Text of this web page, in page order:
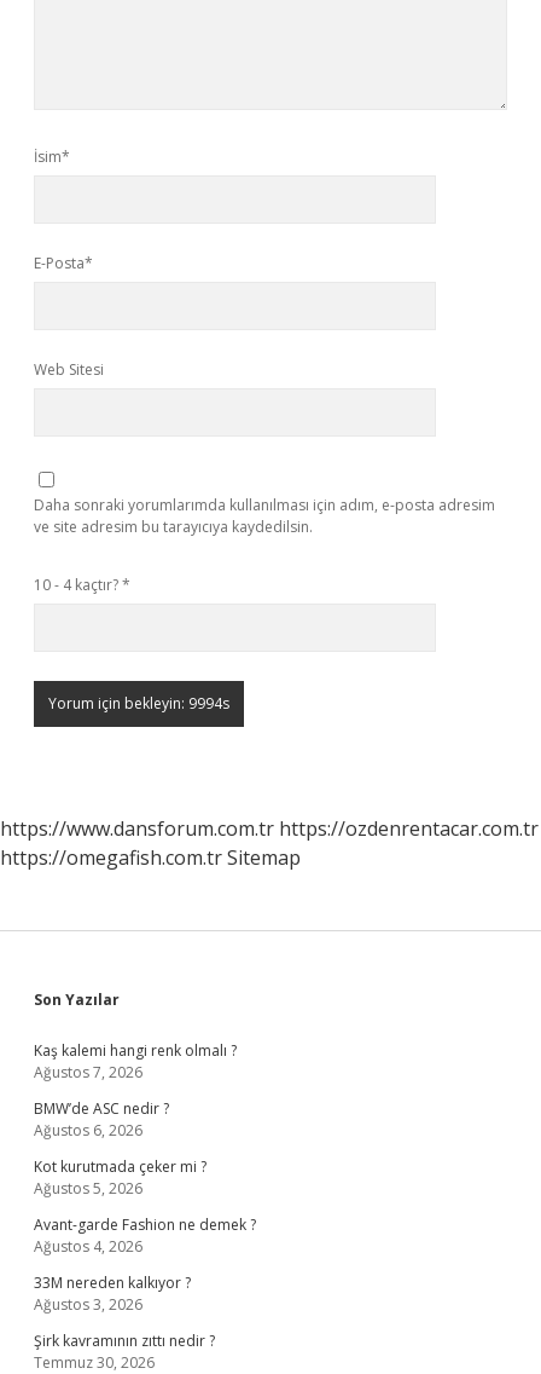
İsim*
E-Posta*
Web Sitesi
Daha sonraki yorumlarımda kullanılması için adım, e-posta adresim
ve site adresim bu tarayıcıya kaydedilsin.
10 - 4 kaçtır?*
https://www.dansforum.com.tr https://ozdenrentacar.com.tr
https://omegafish.com.trSitemap
Sidebar
Son Yazılar
Kaş kalemi hangi renk olmalı ?
Ağustos 7, 2026
BMW’de ASC nedir ?
Ağustos 6, 2026
Kot kurutmada çeker mi ?
Ağustos 5, 2026
Avant-garde Fashion ne demek ?
Ağustos 4, 2026
33M nereden kalkıyor ?
Ağustos 3, 2026
Şirk kavramının zıttı nedir ?
Temmuz 30, 2026